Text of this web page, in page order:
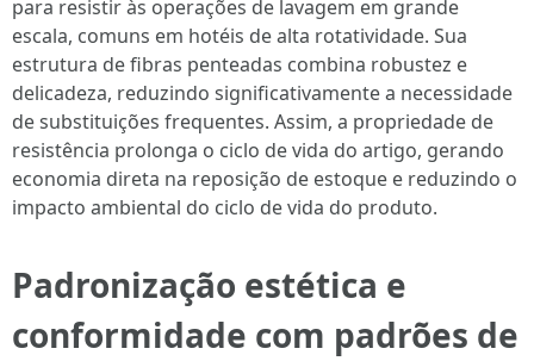
para resistir às operações de lavagem em grande
escala, comuns em hotéis de alta rotatividade. Sua
estrutura de fibras penteadas combina robustez e
delicadeza, reduzindo significativamente a necessidade
de substituições frequentes. Assim, a propriedade de
resistência prolonga o ciclo de vida do artigo, gerando
economia direta na reposição de estoque e reduzindo o
impacto ambiental do ciclo de vida do produto.
Padronização estética e
conformidade com padrões de